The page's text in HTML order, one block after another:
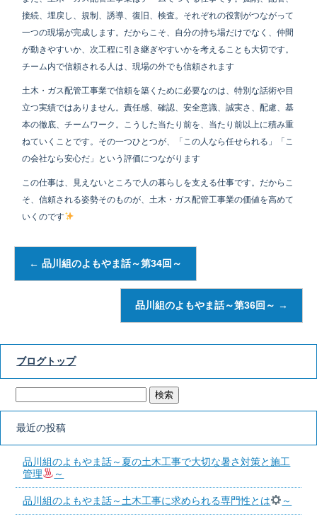
接続、埋戻し、規制、誘導、復旧、検査。それぞれの役割がつながって
一つの現場が完成します。だからこそ、自分の持ち場だけでなく、仲間
が動きやすいか、次工程に引き継ぎやすいかを考えることも大切です。
チーム内で信頼される人は、現場の外でも信頼されます
土木・ガス配管工事業で信頼を築くために必要なのは、特別な話術や目
立つ実績ではありません。責任感、確認、安全意識、誠実さ、配慮、基
本の徹底、チームワーク。こうした当たり前を、当たり前以上に積み重
ねていくことです。その一つひとつが、「この人なら任せられる」「こ
の会社なら安心だ」という評価につながります
この仕事は、見えないところで人の暮らしを支える仕事です。だからこ
そ、信頼される姿勢そのものが、土木・ガス配管工事業の価値を高めて
いくのです
← 品川組のよもやま話～第34回～
品川組のよもやま話～第36回～ →
ブログトップ
最近の投稿
品川組のよもやま話～夏の土木工事で大切な暑さ対策と施工
管理
～
品川組のよもやま話～土木工事に求められる専門性とは ～